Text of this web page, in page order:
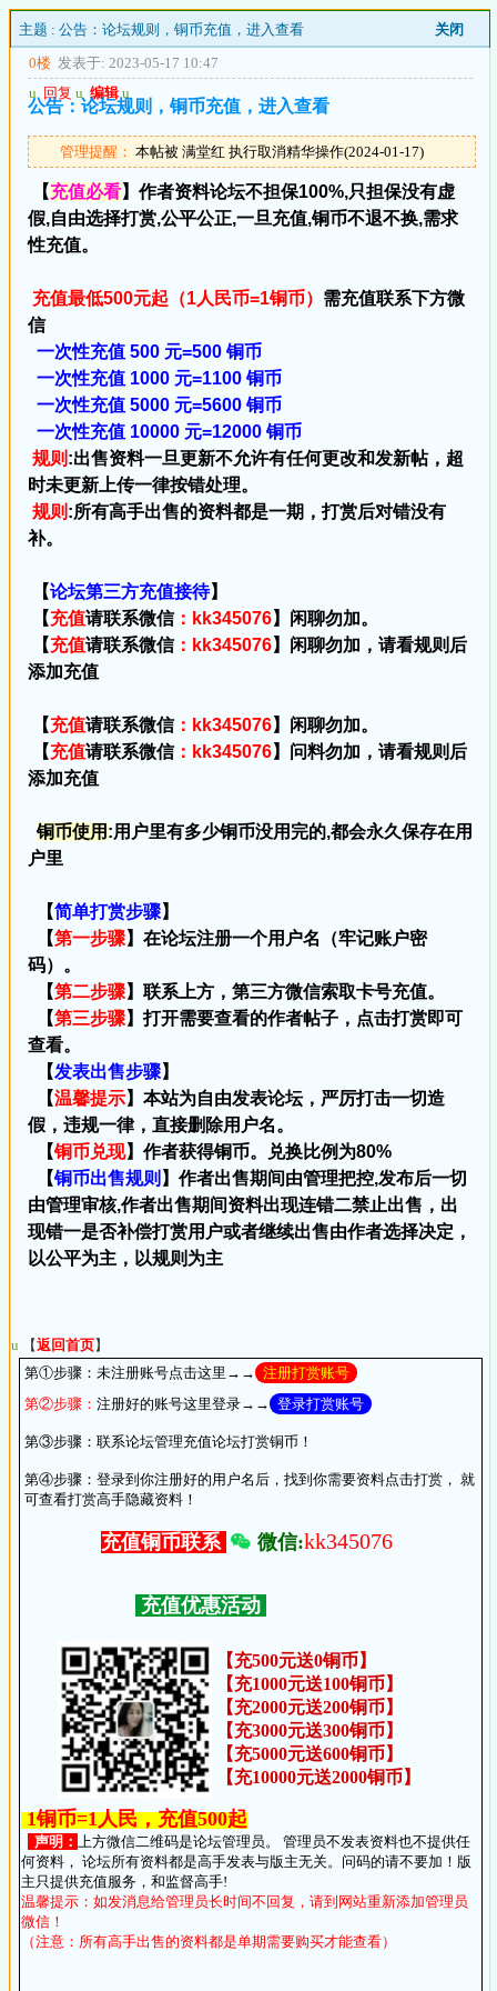
主题 : 公告：论坛规则，铜币充值，进入查看
关闭
0楼 发表于: 2023-05-17 10:47
u 回复 u 编辑 u
公告：论坛规则，铜币充值，进入查看
管理提醒： 本帖被 满堂红 执行取消精华操作(2024-01-17)
【充值必看】作者资料论坛不担保100%,只担保没有虚
假,自由选择打赏,公平公正,一旦充值,铜币不退不换,需求
性充值。
充值最低500元起（1人民币=1铜币） 需充值联系下方微
信
一次性充值 500 元=500 铜币
一次性充值 1000 元=1100 铜币
一次性充值 5000 元=5600 铜币
一次性充值 10000 元=12000 铜币
规则 :出售资料一旦更新不允许有任何更改和发新帖，超
时未更新上传一律按错处理。
规则 :所有高手出售的资料都是一期，打赏后对错没有
补。
【论坛第三方充值接待】
【充值请联系微信：kk345076】闲聊勿加。
【充值请联系微信：kk345076】闲聊勿加，请看规则后
添加充值
【充值请联系微信：kk345076】闲聊勿加。
【充值请联系微信：kk345076】问料勿加，请看规则后
添加充值
铜币使用 :用户里有多少铜币没用完的,都会永久保存在用
户里
【简单打赏步骤】
【第一步骤】在论坛注册一个用户名（牢记账户密
码）。
【第二步骤】联系上方，第三方微信索取卡号充值。
【第三步骤】打开需要查看的作者帖子，点击打赏即可
查看。
【发表出售步骤】
【温馨提示】本站为自由发表论坛，严厉打击一切造
假，违规一律，直接删除用户名。
【铜币兑现】作者获得铜币。兑换比例为80%
【铜币出售规则 】作者出售期间由管理把控,发布后一切
由管理审核,作者出售期间资料出现连错二禁止出售，出
现错一是否补偿打赏用户或者继续出售由作者选择决定，
以公平为主，以规则为主
u 【返回首页】
第①步骤： 未注册账号点击这里→→ 注册打赏账号
第②步骤： 注册好的账号这里登录→→ 登录打赏账号
第③步骤： 联系论坛管理充值论坛打赏铜币！
第④步骤： 登录到你注册好的用户名后，找到你需要资料点击打赏， 就
可查看打赏高手隐藏资料！
充值铜币联系 微信:kk345076
充值优惠活动
【充500元送0铜币】
【充1000元送100铜币】
【充2000元送200铜币】
【充3000元送300铜币】
【充5000元送600铜币】
【充10000元送2000铜币】
1铜币=1人民，充值500起
声明： 上方微信二维码是论坛管理员。 管理员不发表资料也不提供任
何资料， 论坛所有资料都是高手发表与版主无关。问码的请不要加！版
主只提供充值服务，和监督高手!
温馨提示：如发消息给管理员长时间不回复，请到网站重新添加管理员
微信！
（注意：所有高手出售的资料都是单期需要购买才能查看）